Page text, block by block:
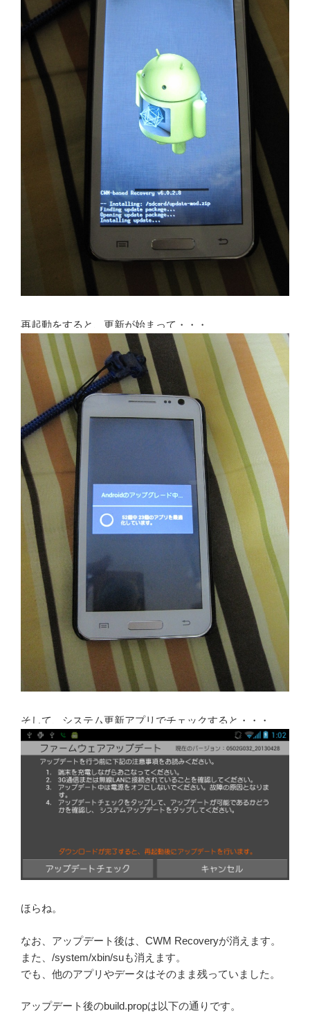
再起動をすると、更新が始まって・・・
そして、システム更新アプリでチェックすると・・・
ほらね。
なお、アップデート後は、CWM Recoveryが消えます。
また、/system/xbin/suも消えます。
でも、他のアプリやデータはそのまま残っていました。
アップデート後のbuild.propは以下の通りです。